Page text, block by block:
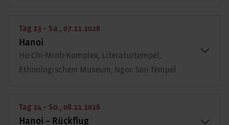
Tag 23 – Sa., 07.11.2026
Hanoi
Ho-Chi-Minh-Komplex, Literaturtempel,
Ethnologischem Museum, Ngoc Son-Tempel
Tag 24 – So., 08.11.2026
Hanoi – Rückflug